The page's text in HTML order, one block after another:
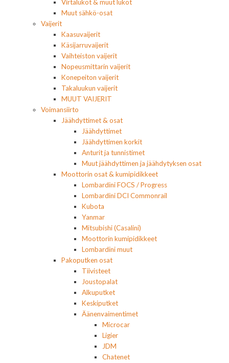
Virtalukot & muut lukot
Muut sähkö-osat
Vaijerit
Kaasuvaijerit
Käsijarruvaijerit
Vaihteiston vaijerit
Nopeusmittarin vaijerit
Konepeiton vaijerit
Takaluukun vaijerit
MUUT VAIJERIT
Voimansiirto
Jäähdyttimet & osat
Jäähdyttimet
Jäähdyttimen korkit
Anturit ja tunnistimet
Muut jäähdyttimen ja jäähdytyksen osat
Moottorin osat & kumipidikkeet
Lombardini FOCS / Progress
Lombardini DCI Commonrail
Kubota
Yanmar
Mitsubishi (Casalini)
Moottorin kumipidikkeet
Lombardini muut
Pakoputken osat
Tiivisteet
Joustopalat
Alkuputket
Keskiputket
Äänenvaimentimet
Microcar
Ligier
JDM
Chatenet